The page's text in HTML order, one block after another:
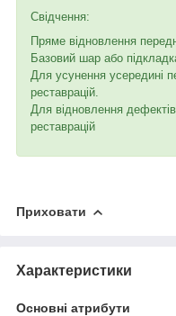
Свідчення:
Пряме відновлення
Базовий шар або
Для усунення усередині
реставрацій.
Для відновлення
реставрацій
Приховати
Характеристики
Основні атрибути